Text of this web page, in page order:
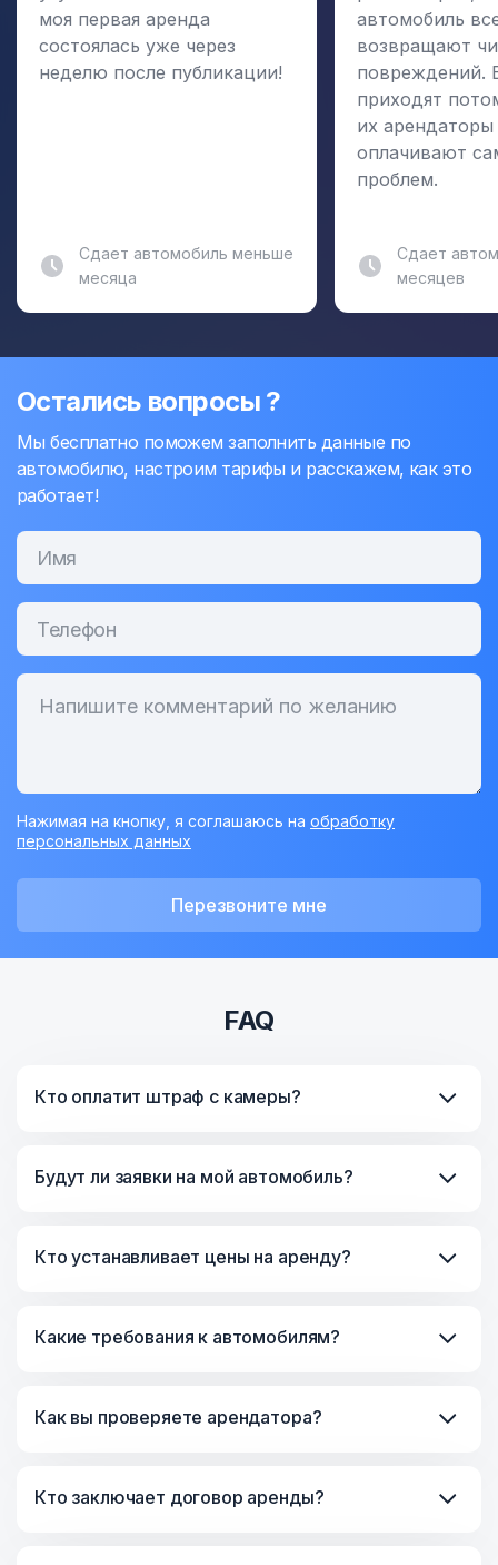
моя первая аренда
состоялась уже через
неделю после публикации!
Сдает автомобиль меньше
месяца
автомобиль
возвращают
повреждений.
приходят
их арендаторы
оплачивают
проблем.
Сдает
месяцев
Остались вопросы ?
Мы бесплатно поможем заполнить данные по
автомобилю, настроим тарифы и расскажем, как это
работает!
Нажимая на кнопку, я соглашаюсь на обработку
персональных данных
Перезвоните мне
FAQ
Кто оплатит штраф с камеры?
Будут ли заявки на мой автомобиль?
Кто устанавливает цены на аренду?
Какие требования к автомобилям?
Как вы проверяете арендатора?
Кто заключает договор аренды?